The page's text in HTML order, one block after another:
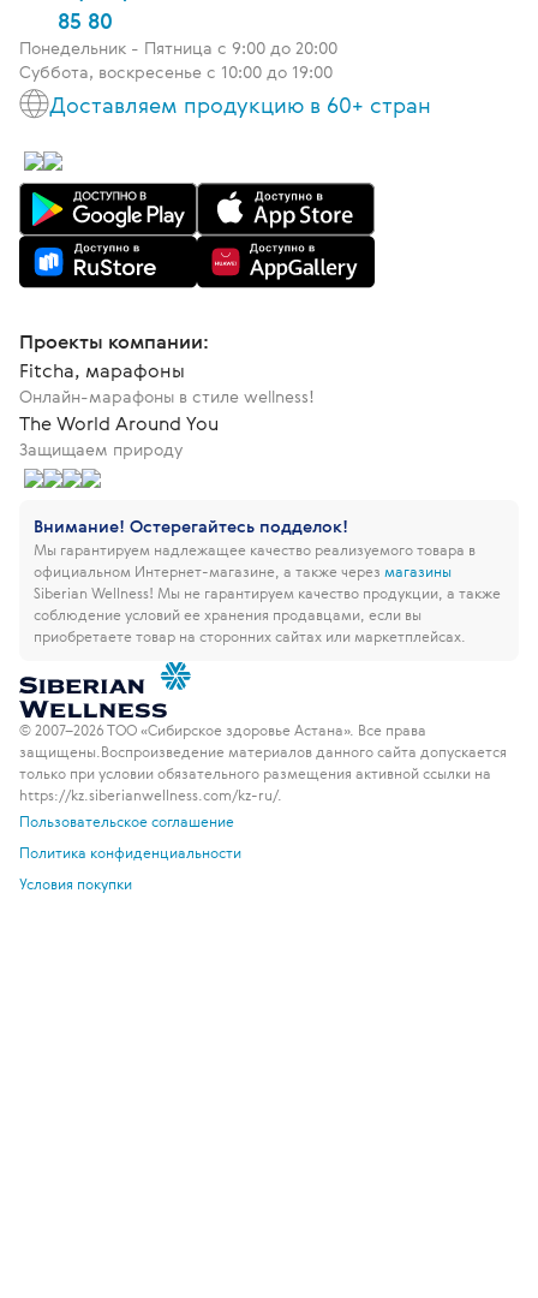
85 80
Понедельник - Пятница c 9:00 до 20:00
Суббота, воскресенье с 10:00 до 19:00
Доставляем продукцию в 60+ стран
Проекты компании:
Fitcha, марафоны
Онлайн-марафоны в стиле wellness!
The World Around You
Защищаем природу
Внимание! Остерегайтесь подделок!
Мы гарантируем надлежащее качество реализуемого товара в
официальном Интернет-магазине, а также через магазины
Siberian Wellness! Мы не гарантируем качество продукции, а также
соблюдение условий ее хранения продавцами, если вы
приобретаете товар на сторонних сайтах или маркетплейсах.
© 2007–2026 ТОО «Сибирское здоровье Астана». Все права
защищены. Воспроизведение материалов данного сайта допускается
только при условии обязательного размещения активной ссылки на
https://kz.siberianwellness.com/kz-ru/.
Пользовательское соглашение
Политика конфиденциальности
Условия покупки